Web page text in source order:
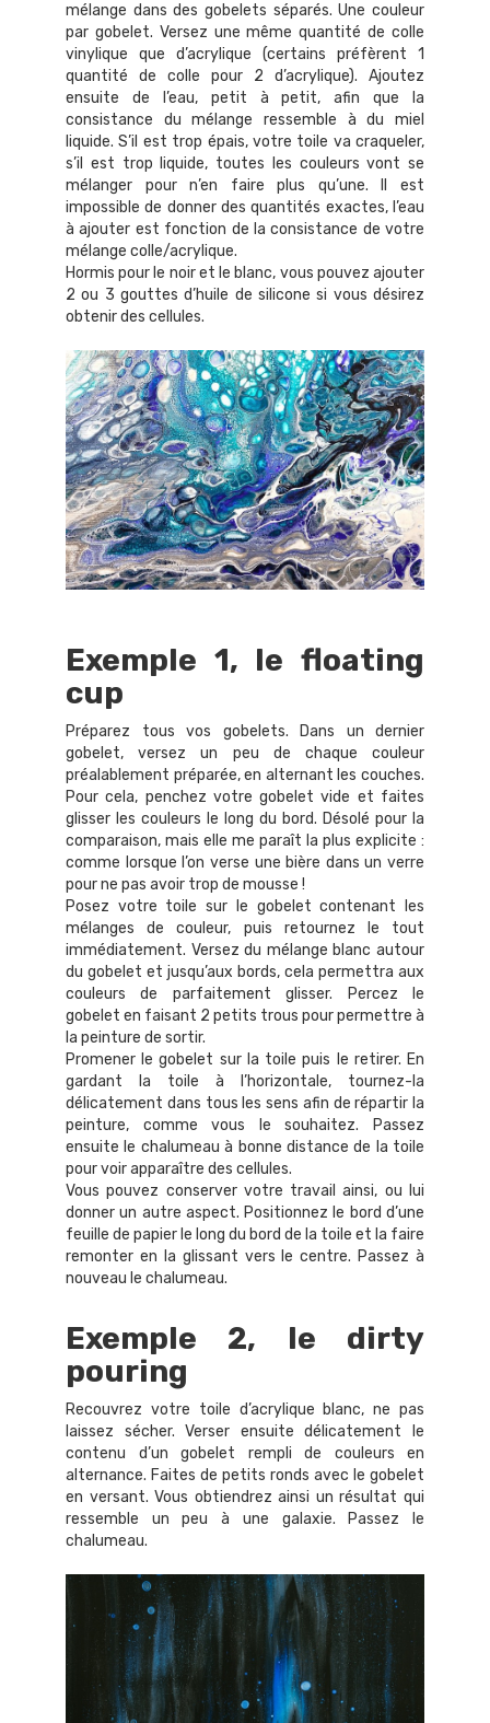
mélange dans des gobelets séparés. Une couleur
par gobelet. Versez une même quantité de colle
vinylique que d’acrylique (certains préfèrent 1
quantité de colle pour 2 d’acrylique). Ajoutez
ensuite de l’eau, petit à petit, afin que la
consistance du mélange ressemble à du miel
liquide. S’il est trop épais, votre toile va craqueler,
s’il est trop liquide, toutes les couleurs vont se
mélanger pour n’en faire plus qu’une. Il est
impossible de donner des quantités exactes, l’eau
à ajouter est fonction de la consistance de votre
mélange colle/acrylique.
Hormis pour le noir et le blanc, vous pouvez ajouter
2 ou 3 gouttes d’huile de silicone si vous désirez
obtenir des cellules.
Exemple 1, le floating
cup
Préparez tous vos gobelets. Dans un dernier
gobelet, versez un peu de chaque couleur
préalablement préparée, en alternant les couches.
Pour cela, penchez votre gobelet vide et faites
glisser les couleurs le long du bord. Désolé pour la
comparaison, mais elle me paraît la plus explicite :
comme lorsque l’on verse une bière dans un verre
pour ne pas avoir trop de mousse !
Posez votre toile sur le gobelet contenant les
mélanges de couleur, puis retournez le tout
immédiatement. Versez du mélange blanc autour
du gobelet et jusqu’aux bords, cela permettra aux
couleurs de parfaitement glisser. Percez le
gobelet en faisant 2 petits trous pour permettre à
la peinture de sortir.
Promener le gobelet sur la toile puis le retirer. En
gardant la toile à l’horizontale, tournez-la
délicatement dans tous les sens afin de répartir la
peinture, comme vous le souhaitez. Passez
ensuite le chalumeau à bonne distance de la toile
pour voir apparaître des cellules.
Vous pouvez conserver votre travail ainsi, ou lui
donner un autre aspect. Positionnez le bord d’une
feuille de papier le long du bord de la toile et la faire
remonter en la glissant vers le centre. Passez à
nouveau le chalumeau.
Exemple 2, le dirty
pouring
Recouvrez votre toile d’acrylique blanc, ne pas
laissez sécher. Verser ensuite délicatement le
contenu d’un gobelet rempli de couleurs en
alternance. Faites de petits ronds avec le gobelet
en versant. Vous obtiendrez ainsi un résultat qui
ressemble un peu à une galaxie. Passez le
chalumeau.